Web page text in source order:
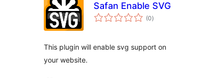
Safan Enable SVG
(0wszystkich
ocen
)
This plugin will enable svg support on
your website.